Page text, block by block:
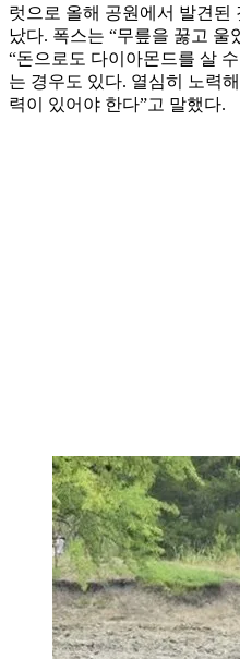
럿으로 올해 공원에서 발견된
났다. 폭스는 “무릎을 꿇고 울
“돈으로도 다이아몬드를 살
는 경우도 있다. 열심히 노력
력이 있어야 한다”고 말했다.